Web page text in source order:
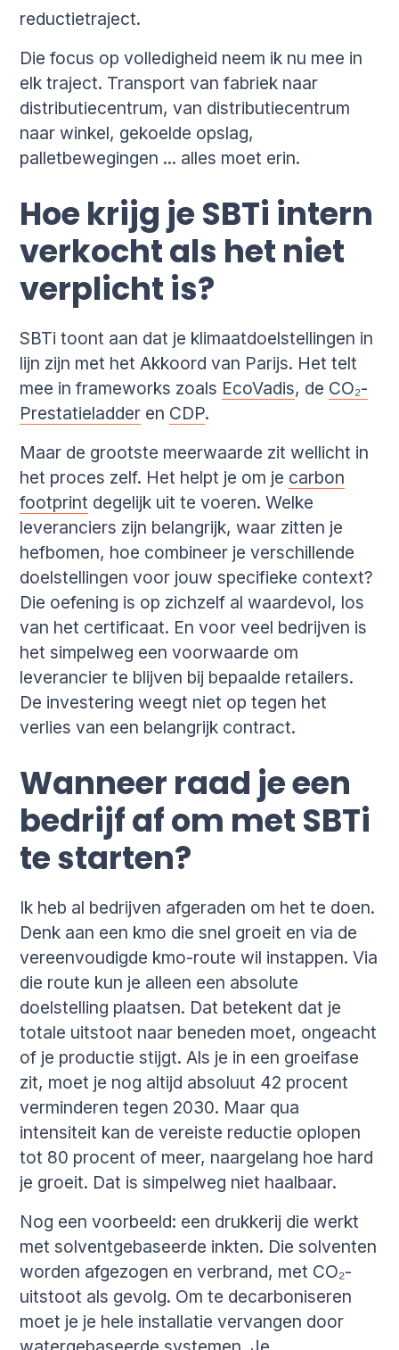
reductietraject.
Die focus op volledigheid neem ik nu mee in
elk traject. Transport van fabriek naar
distributiecentrum, van distributiecentrum
naar winkel, gekoelde opslag,
palletbewegingen ... alles moet erin.
Hoe krijg je SBTi intern
verkocht als het niet
verplicht is?
SBTi toont aan dat je klimaatdoelstellingen in
lijn zijn met het Akkoord van Parijs. Het telt
mee in frameworks zoals EcoVadis, de CO₂-
Prestatieladder en CDP.
Maar de grootste meerwaarde zit wellicht in
het proces zelf. Het helpt je om je carbon
footprint degelijk uit te voeren. Welke
leveranciers zijn belangrijk, waar zitten je
hefbomen, hoe combineer je verschillende
doelstellingen voor jouw specifieke context?
Die oefening is op zichzelf al waardevol, los
van het certificaat. En voor veel bedrijven is
het simpelweg een voorwaarde om
leverancier te blijven bij bepaalde retailers.
De investering weegt niet op tegen het
verlies van een belangrijk contract.
Wanneer raad je een
bedrijf af om met SBTi
te starten?
Ik heb al bedrijven afgeraden om het te doen.
Denk aan een kmo die snel groeit en via de
vereenvoudigde kmo-route wil instappen. Via
die route kun je alleen een absolute
doelstelling plaatsen. Dat betekent dat je
totale uitstoot naar beneden moet, ongeacht
of je productie stijgt. Als je in een groeifase
zit, moet je nog altijd absoluut 42 procent
verminderen tegen 2030. Maar qua
intensiteit kan de vereiste reductie oplopen
tot 80 procent of meer, naargelang hoe hard
je groeit. Dat is simpelweg niet haalbaar.
Nog een voorbeeld: een drukkerij die werkt
met solventgebaseerde inkten. Die solventen
worden afgezogen en verbrand, met CO₂-
uitstoot als gevolg. Om te decarboniseren
moet je je hele installatie vervangen door